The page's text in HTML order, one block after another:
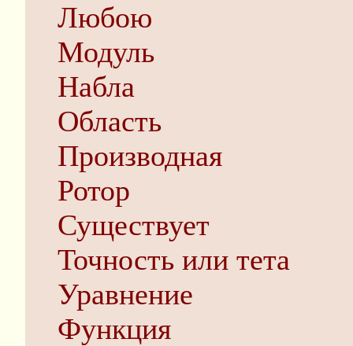
Любою
Модуль
Набла
Область
Производная
Ротор
Существует
Точность или тета
Уравнение
Функция